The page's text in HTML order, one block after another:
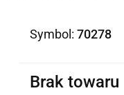
Symbol:70278
Brak towaru